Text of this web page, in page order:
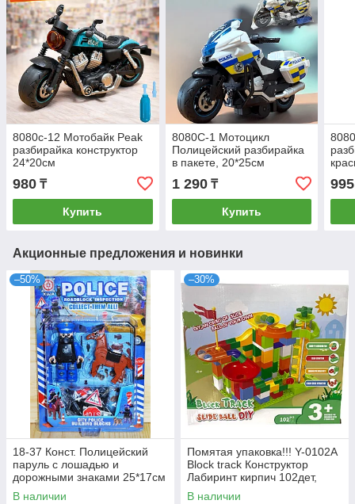
8080с-12 Мотобайк Peak
разбирайка конструктор
24*20см
980 ₸
Купить
8080C-1 Мотоцикл
Полицейский разбирайка
в пакете, 20*25см
1 290₸
Купить
995
Акционные предложения и новинки
–50%
18-37 Конст. Полицейский
паруль с лошадью и
дорожными знаками 25*17см
В наличии
–30%
Помятая упаковка!!! Y-0102A
Block track Конструктор
Лабиринт кирпич 102дет,
27*24см
В наличии